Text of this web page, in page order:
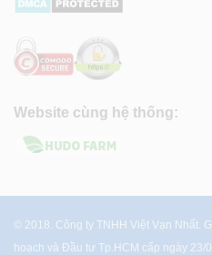
Website cùng hệ thống:
© 2018. Công ty TNHH Việt Vạn Nhất.
hoạch và Đầu tư Tp.HCM cấp ngày